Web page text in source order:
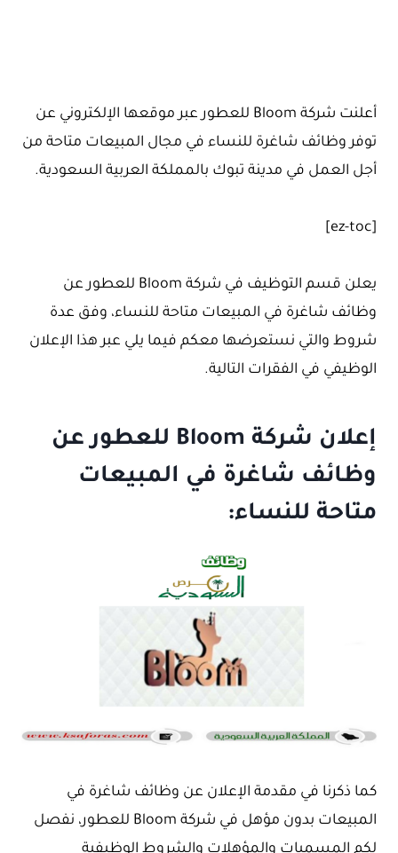
أعلنت شركة Bloom للعطور عبر موقعها الإلكتروني عن
توفر وظائف شاغرة للنساء في مجال المبيعات متاحة من
أجل العمل في مدينة تبوك بالمملكة العربية السعودية.
[ez-toc]
يعلن قسم التوظيف في شركة Bloom للعطور عن
وظائف شاغرة في المبيعات متاحة للنساء، وفق عدة
شروط والتي نستعرضها معكم فيما يلي عبر هذا الإعلان
الوظيفي في الفقرات التالية.
إعلان شركة Bloom للعطور عن
وظائف شاغرة في المبيعات
متاحة للنساء:
كما ذكرنا في مقدمة الإعلان عن وظائف شاغرة في
المبيعات بدون مؤهل في شركة Bloom للعطور، نفصل
لكم المسميات والمؤهلات والشروط الوظيفية